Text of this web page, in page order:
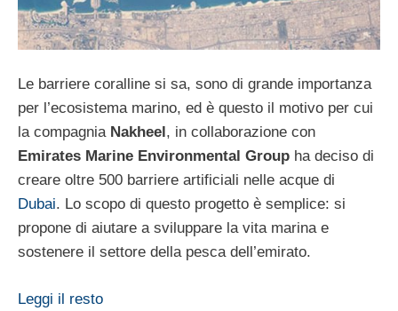
Le barriere coralline si sa, sono di grande importanza
per l’ecosistema marino, ed è questo il motivo per cui
la compagnia Nakheel, in collaborazione con
Emirates Marine Environmental Group ha deciso di
creare oltre 500 barriere artificiali nelle acque di
Dubai. Lo scopo di questo progetto è semplice: si
propone di aiutare a sviluppare la vita marina e
sostenere il settore della pesca dell’emirato.
Leggi il resto